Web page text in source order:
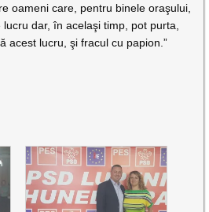
oameni care, pentru binele oraşului,
dar, în acelaşi timp, pot purta,
acest lucru, şi fracul cu papion.”